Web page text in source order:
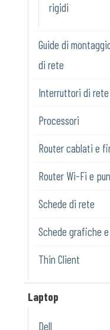
rigidi
Guide di
di rete
Interruttori di rete
Processori
Router cablati e
Router Wi-Fi e
Schede di rete
Schede grafiche
Thin Client
Laptop
Dell